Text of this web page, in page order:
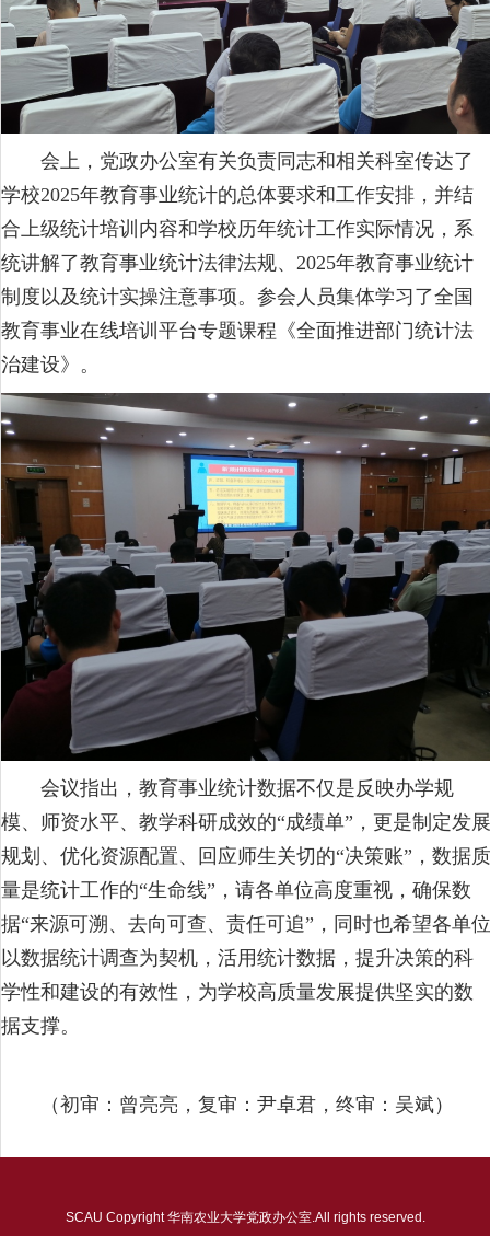
会上，党政办公室有关负责同志和相关科室传达了
学校2025年教育事业统计的总体要求和工作安排，并结
合上级统计培训内容和学校历年统计工作实际情况，系
统讲解了教育事业统计法律法规、2025年教育事业统计
制度以及统计实操注意事项。参会人员集体学习了全国
教育事业在线培训平台专题课程《全面推进部门统计法
治建设》。
会议指出，教育事业统计数据不仅是反映办学规
模、师资水平、教学科研成效的“成绩单”，更是制定发展
规划、优化资源配置、回应师生关切的“决策账”，数据质
量是统计工作的“生命线”，请各单位高度重视，确保数
据“来源可溯、去向可查、责任可追”，同时也希望各单位
以数据统计调查为契机，活用统计数据，提升决策的科
学性和建设的有效性，为学校高质量发展提供坚实的数
据支撑。
（初审：曾亮亮，复审：尹卓君，终审：吴斌）
SCAU Copyright 华南农业大学党政办公室.All rights reserved.